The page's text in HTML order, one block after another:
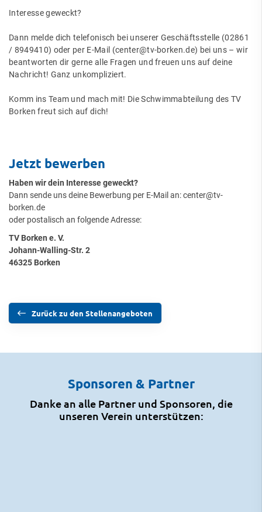
Interesse geweckt?
Dann melde dich telefonisch bei unserer Geschäftsstelle (02861
/ 8949410) oder per E-Mail (center@tv-borken.de) bei uns – wir
beantworten dir gerne alle Fragen und freuen uns auf deine
Nachricht! Ganz unkompliziert.
Komm ins Team und mach mit! Die Schwimmabteilung des TV
Borken freut sich auf dich!
Jetzt bewerben
Haben wir dein Interesse geweckt?
Dann sende uns deine Bewerbung per E-Mail an:center@tv-
borken.de
oder postalisch an folgende Adresse:
TV Borken e. V.
Johann-Walling-Str. 2
46325 Borken
Zurück zu den Stellenangeboten
Sponsoren & Partner
Danke an alle Partner und Sponsoren, die
unseren Verein unterstützen: